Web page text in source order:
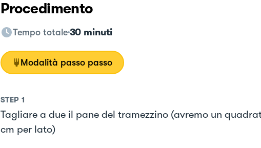
Procedimento
Tempo totale 30 minuti
Modalità passo passo
STEP 1
Tagliare a due il pane del tramezzino (avremo un
cm per lato)